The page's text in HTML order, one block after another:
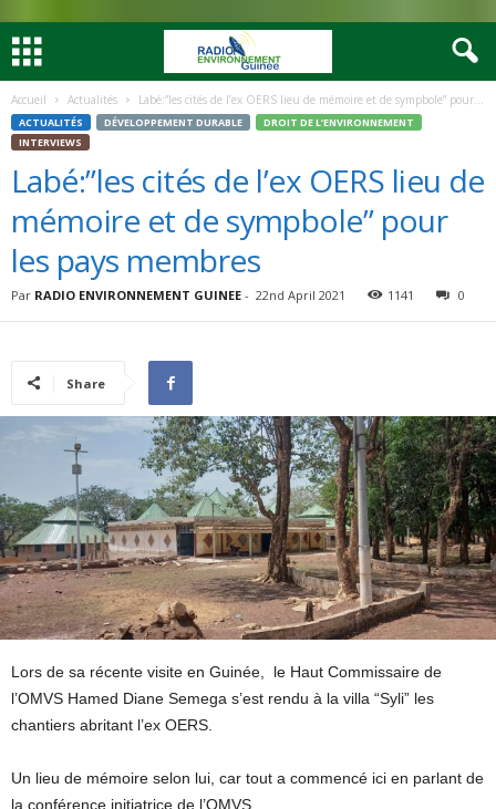
Accueil Actualités Labé:”les cités de l’ex OERS lieu de mémoire et de sympbole” pour...
ACTUALITÉS DÉVELOPPEMENT DURABLE
DROIT DE L’ENVIRONNEMENT
INTERVIEWS
Labé:”les cités de l’ex OERS lieu de
mémoire et de sympbole” pour
les pays membres
Par RADIO ENVIRONNEMENT GUINEE - 22nd April 2021 1141 0
Share
Lors de sa récente visite en Guinée, le Haut Commissaire de
l’OMVS Hamed Diane Semega s’est rendu à la villa “Syli” les
chantiers abritant l’ex OERS.
Un lieu de mémoire selon lui, car tout a commencé ici en parlant de
la conférence initiatrice de l’OMVS.